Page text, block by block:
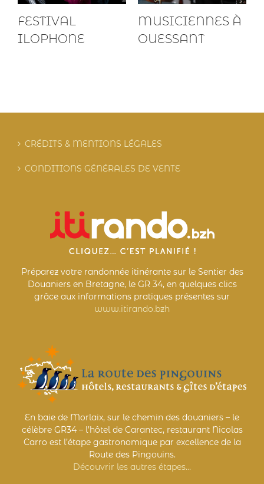
FESTIVAL
ILOPHONE
MUSICIENNES À
OUESSANT
CRÉDITS & MENTIONS LÉGALES
CONDITIONS GÉNÉRALES DE VENTE
Préparez votre randonnée itinérante sur le Sentier des
Douaniers en Bretagne, le GR 34, en quelques clics
grâce aux informations pratiques présentes sur
www.itirando.bzh
En baie de Morlaix, sur le chemin des douaniers – le
célèbre GR34 – l’hôtel de Carantec, restaurant Nicolas
Carro est l’étape gastronomique par excellence de la
Route des Pingouins.
Découvrir les autres étapes…